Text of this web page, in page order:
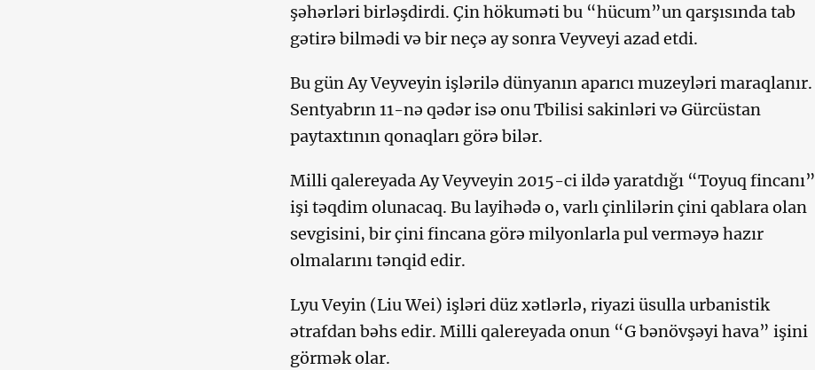
şəhərləri birləşdirdi. Çin hökuməti bu “hücum”un qarşısında tab
gətirə bilmədi və bir neçə ay sonra Veyveyi azad etdi.
Bu gün Ay Veyveyin işlərilə dünyanın aparıcı muzeyləri maraqlanır.
Sentyabrın 11-nə qədər isə onu Tbilisi sakinləri və Gürcüstan
paytaxtının qonaqları görə bilər.
Milli qalereyada Ay Veyveyin 2015-ci ildə yaratdığı “Toyuq fincanı”
işi təqdim olunacaq. Bu layihədə o, varlı çinlilərin çini qablara olan
sevgisini, bir çini fincana görə milyonlarla pul verməyə hazır
olmalarını tənqid edir.
Lyu Veyin (Liu Wei) işləri düz xətlərlə, riyazi üsulla urbanistik
ətrafdan bəhs edir. Milli qalereyada onun “G bənövşəyi hava” işini
görmək olar.